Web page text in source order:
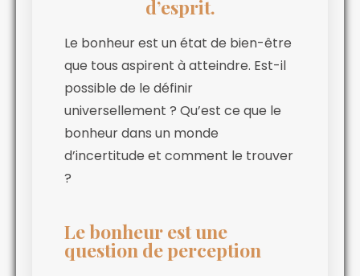
d’esprit.
Le bonheur est un état de bien-être
que tous aspirent à atteindre. Est-il
possible de le définir
universellement ? Qu’est ce que le
bonheur dans un monde
d’incertitude et comment le trouver
?
Le bonheur est une
question de perception